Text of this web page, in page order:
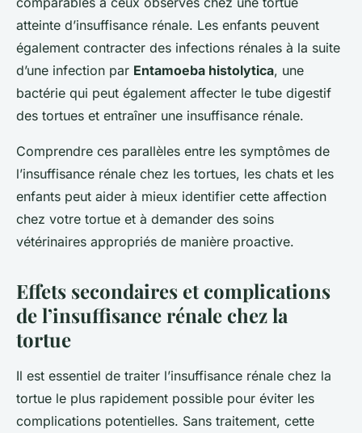
atteinte d’insuffisance rénale. Les enfants peuvent
également contracter des infections rénales à la suite
d’une infection par Entamoeba histolytica, une
bactérie qui peut également affecter le tube digestif
des tortues et entraîner une insuffisance rénale.
Comprendre ces parallèles entre les symptômes de
l’insuffisance rénale chez les tortues, les chats et les
enfants peut aider à mieux identifier cette affection
chez votre tortue et à demander des soins
vétérinaires appropriés de manière proactive.
Effets secondaires et complications
de l’insuffisance rénale chez la
tortue
Il est essentiel de traiter l’insuffisance rénale chez la
tortue le plus rapidement possible pour éviter les
complications potentielles. Sans traitement, cette